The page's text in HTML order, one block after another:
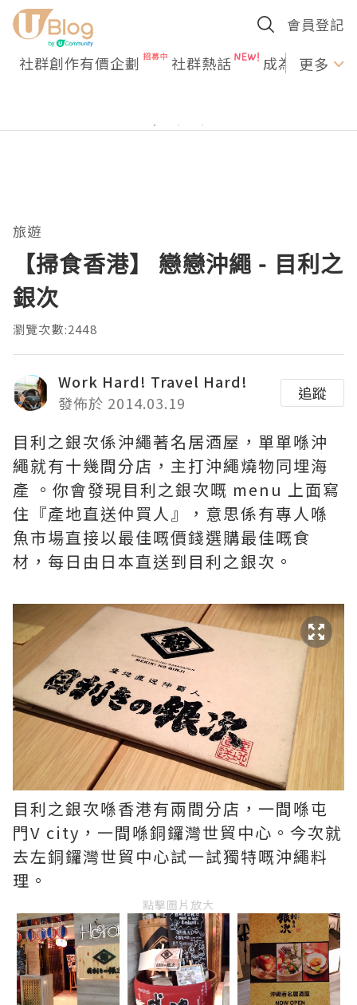
會員登記
社群創作有價企劃 社群熱話 成為U更多
旅遊
【掃食香港】 戀戀沖繩 - 目利之
銀次
瀏覽次數:2448
Work Hard! Travel Hard!
發佈於 2014.03.19
追蹤
目利之銀次係沖繩著名居酒屋，單單喺沖
繩就有十幾間分店，主打沖繩燒物同埋海
產 。你會發現目利之銀次嘅 menu 上面寫
住『產地直送仲買人』，意思係有專人喺
魚市場直接以最佳嘅價錢選購最佳嘅食
材，每日由日本直送到目利之銀次。
目利之銀次喺香港有兩間分店，一間喺屯
門V city，一間喺銅鑼灣世貿中心。今次就
去左銅鑼灣世貿中心試一試獨特嘅沖繩料
理。
點擊圖片放大